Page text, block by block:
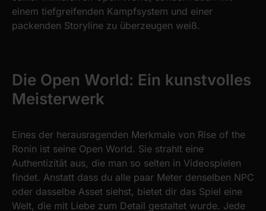
einem tiefgreifenden Kampfsystem und einer
packenden Storyline zu überzeugen weiß.
Die Open World: Ein kunstvolles
Meisterwerk
Eines der herausragenden Merkmale von Rise of the
Ronin ist seine Open World. Sie strahlt eine
Authentizität aus, die man so selten in Videospielen
findet. Anstatt dass du alle paar Meter denselben NPC
oder dasselbe Asset siehst, bietet dir das Spiel eine
Welt, die mit Liebe zum Detail gestaltet wurde. Jede